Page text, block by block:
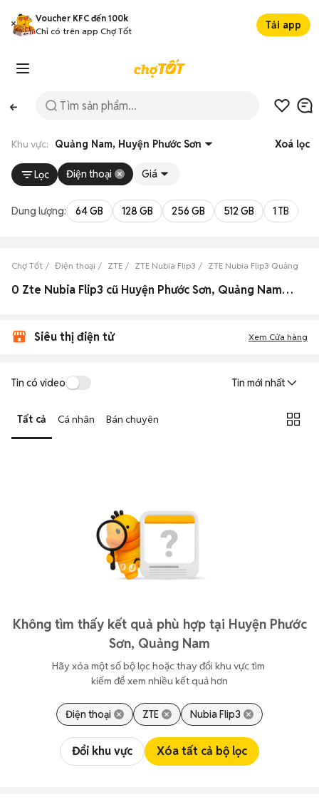
Voucher KFC đến 100k
Chỉ có trên app Chợ Tốt
Tải app
Khu vực: Quảng Nam, Huyện Phước Sơn Xoá lọc
Lọc Điện thoại Giá
Dung lượng: 64 GB 128 GB 256 GB 512 GB 1 TB
Chợ Tốt Điện thoại ZTE ZTE Nubia Flip3 ZTE Nubia Flip3 Quảng Nam
0 Zte Nubia Flip3 cũ Huyện Phước Sơn, Quảng Nam đẹp
Siêu thị điện tử Xem Cửa hàng
Tin có video Tin mới nhất
Tất cả Cá nhân Bán chuyên
Không tìm thấy kết quả phù hợp tại Huyện Phước
Sơn, Quảng Nam
Hãy xóa một số bộ lọc hoặc thay đổi khu vực tìm
kiếm để xem nhiều kết quả hơn
Điện thoại ZTE Nubia Flip3
Đổi khu vực Xóa tất cả bộ lọc